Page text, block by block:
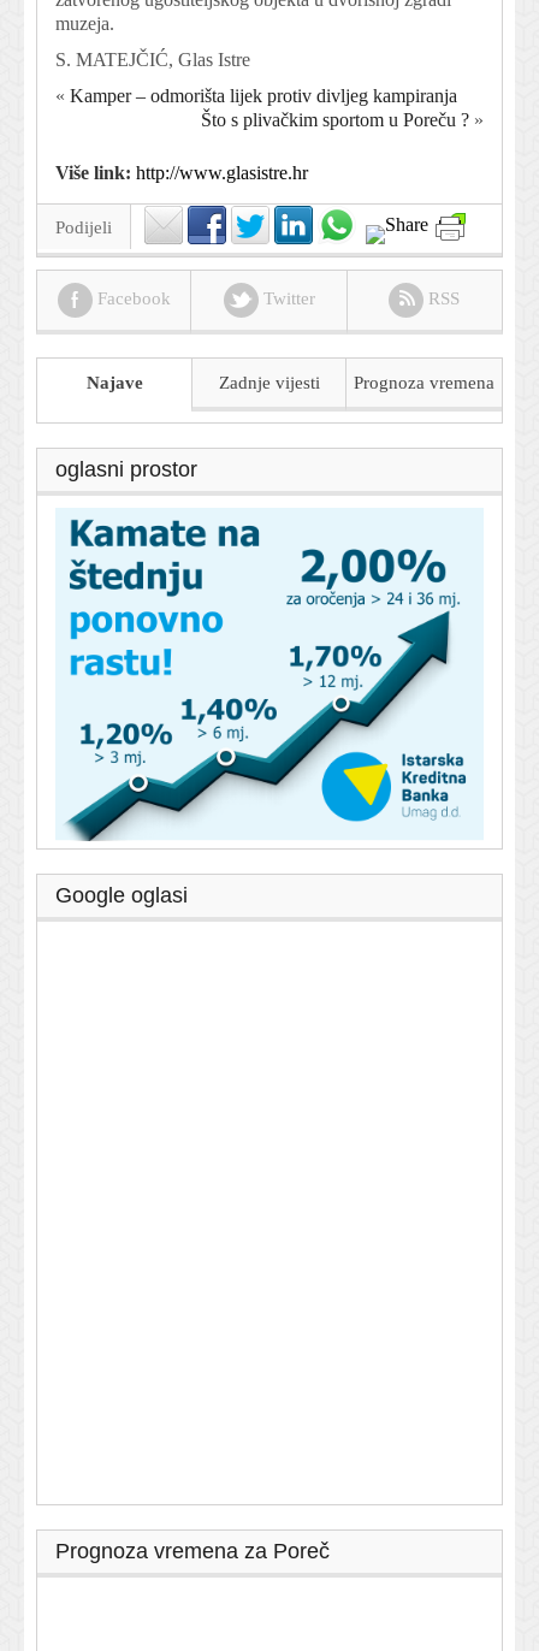
muzeja.
S. MATEJČIĆ, Glas Istre
« Kamper – odmorišta lijek protiv divljeg kampiranja
Što s plivačkim sportom u Poreču ? »
Više link: http://www.glasistre.hr
Podijeli
Facebook Twitter RSS
Najave Zadnje vijesti Prognoza vremena
oglasni prostor
Google oglasi
Prognoza vremena za Poreč